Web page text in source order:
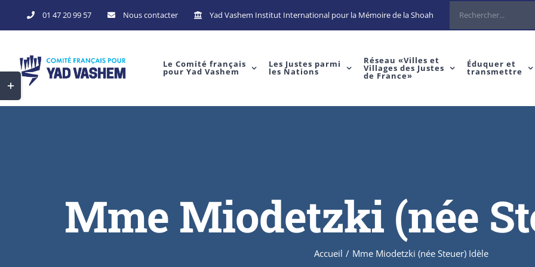
to
01 47 20 99 57 Nous contacter Yad Vashem Institut International pour la Mémoire de la Shoah Rechercher
Le Comité français
pour Yad Vashem
Les Justes parmi
les Nations
Réseau «Villes et
Villages des Justes
de France»
Éduquer et
transmettre
Mme Miodetzki (née
Accueil / Mme Miodetzki (née Steuer) Idèle
Toggle
Sliding